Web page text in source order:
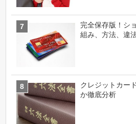
完全保存版！シ
組み、方法、違
クレジットカー
か徹底分析